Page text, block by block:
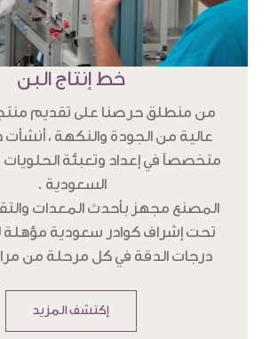
خط إنتاج البن
من منطلق حرصنا على تقديم
عالية من الجودة والنكهة ،
متخصصاً في إعداد وتعبئة
السعودية .
المصنع مجهز بأحدث المعدات
تحت إشراف كوادر سعودية مؤهلة
درجات الدقة في كل مرحلة من
إكتشف المزيد